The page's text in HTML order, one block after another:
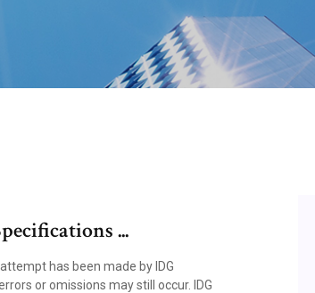
...
has been made by IDG
or omissions may still occur. IDG